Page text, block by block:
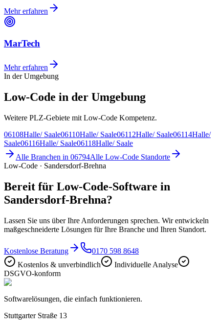
Mehr erfahren
MarTech
Mehr erfahren
In der Umgebung
Low-Code in der Umgebung
Weitere PLZ-Gebiete mit Low-Code Kompetenz.
06108Halle/ Saale06110Halle/ Saale06112Halle/ Saale06114Halle/
Saale06116Halle/ Saale06118Halle/ Saale
Alle Branchen in 06794Alle Low-Code Standorte
Low-Code · Sandersdorf-Brehna
Bereit für Low-Code-Software in
Sandersdorf-Brehna?
Lassen Sie uns über Ihre Anforderungen sprechen. Wir entwickeln
maßgeschneiderte Lösungen für Ihre Branche und Ihren Standort.
Kostenlose Beratung
0170 598 8648
Kostenlos & unverbindlich
Individuelle Analyse
DSGVO-konform
Softwarelösungen, die einfach funktionieren.
Stuttgarter Straße 13